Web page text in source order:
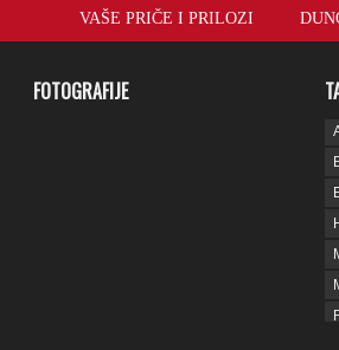
VAŠE PRIČE I PRILOZI
FOTOGRAFIJE